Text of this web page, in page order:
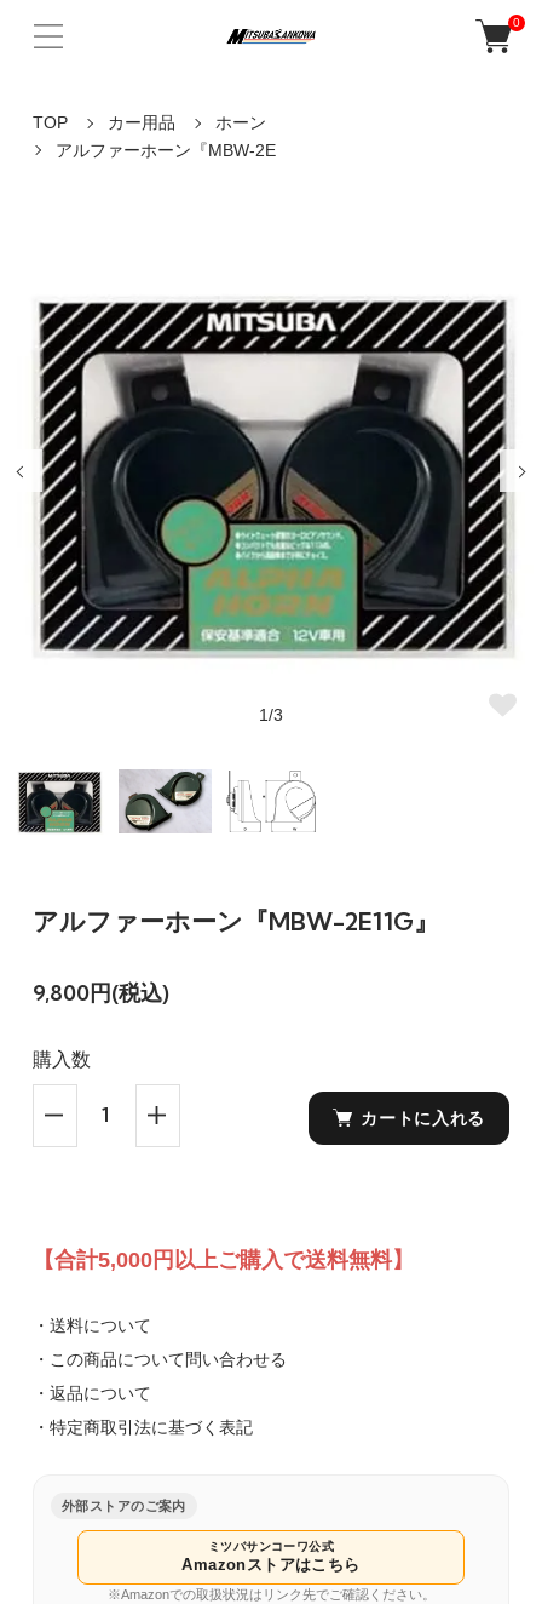
0
TOP カー用品
ホーン
アルファーホーン『MBW-2E
1/3
アルファーホーン『MBW-2E11G』
9,800円(税込)
購入数
カートに入れる
【合計5,000円以上ご購入で送料無料】
・送料について
・この商品について問い合わせる
・返品について
・特定商取引法に基づく表記
外部ストアのご案内
ミツバサンコーワ公式
Amazonストアはこちら
※Amazonでの取扱状況はリンク先でご確認ください。